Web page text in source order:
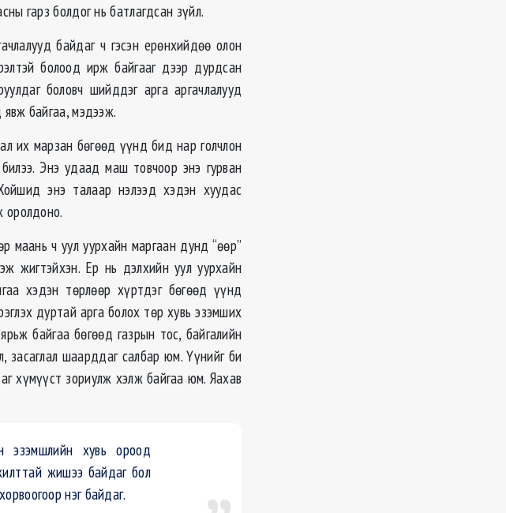
гарз болдог нь батлагдсан зүйл.
байдаг ч гэсэн ерөнхийдөө олон
болоод ирж байгааг дээр дурдсан
боловч шийддэг арга аргачлалууд
байгаа, мэдээж.
их марзан бөгөөд үүнд бид нар голчлон
Энэ удаад маш товчоор энэ гурван
энэ талаар нэлээд хэдэн хуудас
оролдоно.
маань ч уул уурхайн маргаан дунд “өөр”
жигтэйхэн. Ер нь дэлхийн уул уурхайн
хэдэн төрлөөр хүртдэг бөгөөд үүнд
дуртай арга болох төр хувь эзэмших
байгаа бөгөөд газрын тос, байгалийн
засаглал шаарддаг салбар юм. Үүнийг би
хүмүүст зориулж хэлж байгаа юм. Яахав
эзэмшлийн хувь ороод
жишээ байдаг бол
нэг байдаг.